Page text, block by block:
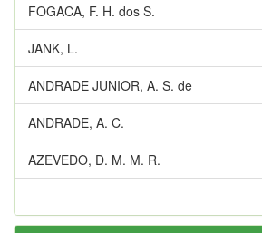
FOGACA, F. H. dos S.
JANK, L.
ANDRADE JUNIOR, A. S. de
ANDRADE, A. C.
AZEVEDO, D. M. M. R.